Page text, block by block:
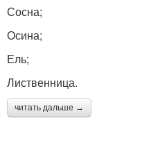
Сосна;
Осина;
Ель;
Лиственница.
читать дальше →